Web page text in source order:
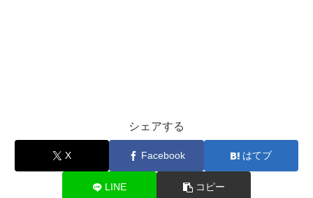
シェアする
X Facebook はてブ
LINE コピー